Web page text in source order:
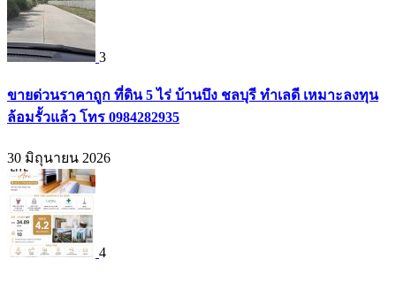
3
ขายด่วนราคาถูก ที่ดิน 5 ไร่ บ้านบึง ชลบุรี ทำเลดี เหมาะลงทุน
ล้อมรั้วแล้ว โทร 0984282935
30 มิถุนายน 2026
4